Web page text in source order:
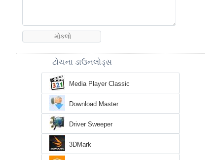
ટોચના ડાઉનલોડ્સ
Media Player Classic
Download Master
Driver Sweeper
3DMark